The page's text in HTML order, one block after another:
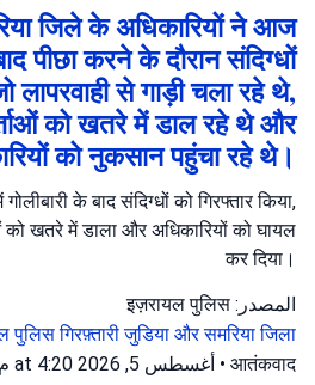
जिले के अधिकारियों ने आज
पीछा करने के दौरान संदिग्धों
लापरवाही से गाड़ी चला रहे थे,
को खतरे में डाल रहे थे और
को नुकसान पहुंचा रहे थे।
के बाद संदिग्धों को गिरफ्तार किया,
खतरे में डाला और अधिकारियों को घायल
कर दिया।
المصدر: इज़रायल पुलिस
पुलिसगिरफ़्तारीजुडिया और समरिया जिला
आतंकवाद
• أغسطس 5, 2026 at 4:20 م